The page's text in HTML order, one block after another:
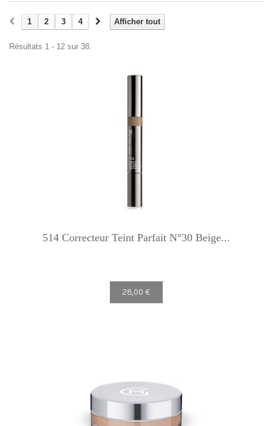
Afficher tout
1 2 3 4
Résultats 1 - 12 sur 38.
514 Correcteur Teint Parfait N°30 Beige...
28,00 €